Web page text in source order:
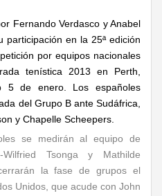
Fernando Verdasco y Anabel
participación en la 25ª edición
por equipos nacionales
tenística 2013 en Perth,
5 de enero. Los españoles
del Grupo B ante Sudáfrica,
y Chapelle Scheepers.
se medirán al equipo de
Tsonga y Mathilde
la fase de grupos el
Unidos, que acude con John